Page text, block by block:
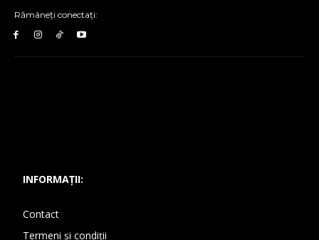
Rămâneți conectați:
INFORMAȚII:
Contact
Termeni și condiții